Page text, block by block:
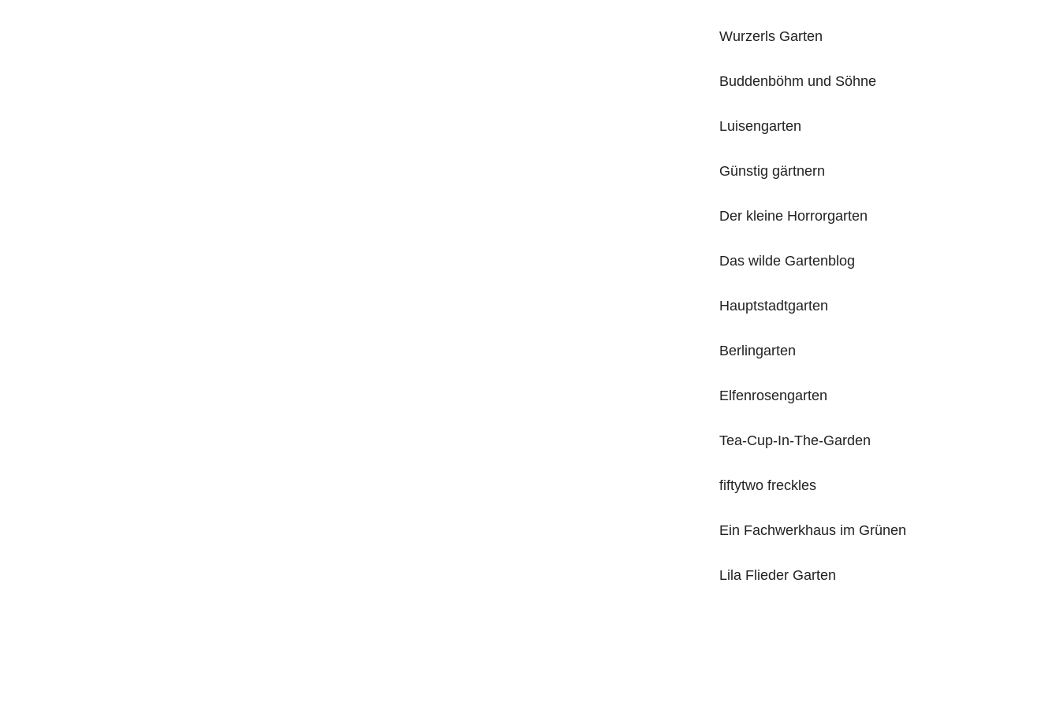
Wurzerls Garten
Buddenböhm und Söhne
Luisengarten
Günstig gärtnern
Der kleine Horrorgarten
Das wilde Gartenblog
Hauptstadtgarten
Berlingarten
Elfenrosengarten
Tea-Cup-In-The-Garden
fiftytwo freckles
Ein Fachwerkhaus im Grünen
Lila Flieder Garten